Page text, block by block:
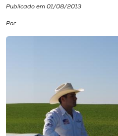
CPA
Biblioteca
Publicado em 01/08/2013
Por